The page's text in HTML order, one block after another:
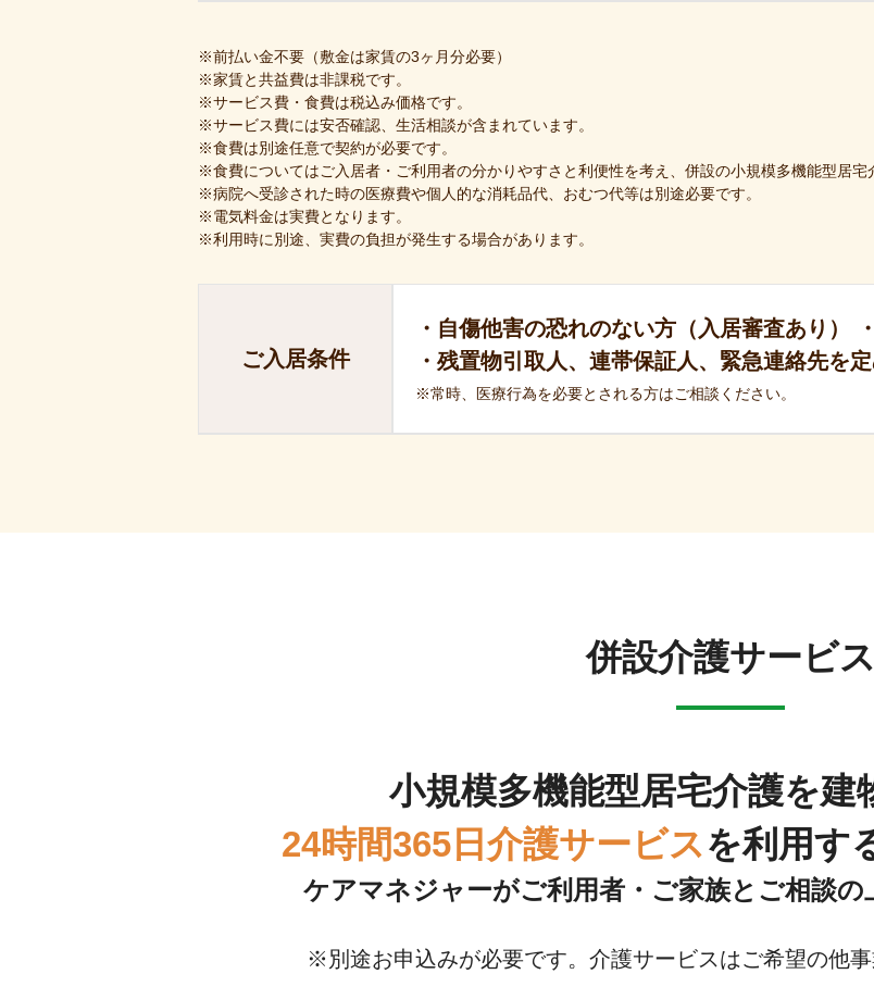
※前払い金不要（敷金は家賃の3ヶ月分必要）
※家賃と共益費は非課税です。
※サービス費・食費は税込み価格です。
※サービス費には安否確認、生活相談が含まれています。
※食費は別途任意で契約が必要です。
※食費についてはご入居者・ご利用者の分かりやすさと利便性を考え、併設の小規模多機能型居宅
※病院へ受診された時の医療費や個人的な消耗品代、おむつ代等は別途必要です。
※電気料金は実費となります。
※利用時に別途、実費の負担が発生する場合があります。
ご入居条件
・自傷他害の恐れのない方（入居審査あり）
・残置物引取人、連帯保証人、緊急連絡先を
※常時、医療行為を必要とされる方はご相談ください。
併設介護サービス
小規模多機能型居宅介護を建
24時間365日介護サービスを利用す
ケアマネジャーがご利用者・ご家族とご相談の
※別途お申込みが必要です。介護サービスはご希望の他事